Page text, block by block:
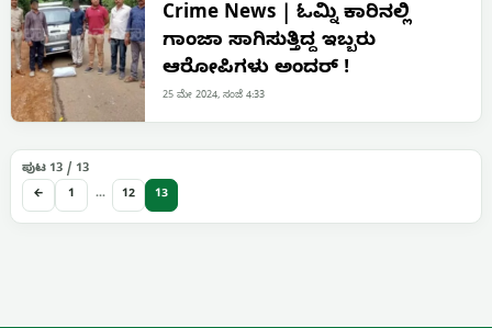
Crime News | ಓಮ್ನಿ ಕಾರಿನಲ್ಲಿ
ಗಾಂಜಾ ಸಾಗಿಸುತ್ತಿದ್ದ ಇಬ್ಬರು
ಆರೋಪಿಗಳು ಅಂದರ್ !
25 ಮೇ 2024, ಸಂಜೆ 4:33
ಪುಟ 13 / 13
← 1 … 12 13